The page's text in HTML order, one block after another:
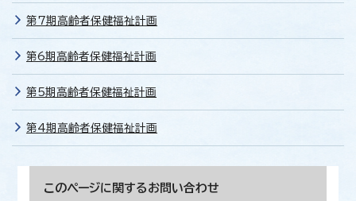
第7期高齢者保健福祉計画
第6期高齢者保健福祉計画
第5期高齢者保健福祉計画
第4期高齢者保健福祉計画
このページに関する お問い合わせ